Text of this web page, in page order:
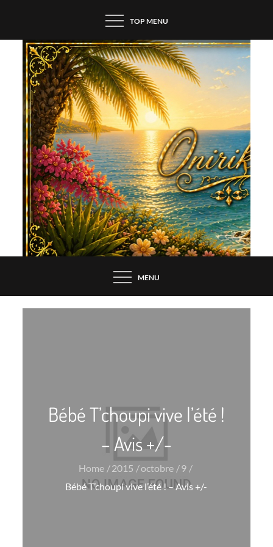
content
TOP MENU
MENU
Bébé T’choupi vive l’été !
– Avis +/-
Home 2015 octobre
9
Bébé T’choupi vive l’été ! – Avis +/-